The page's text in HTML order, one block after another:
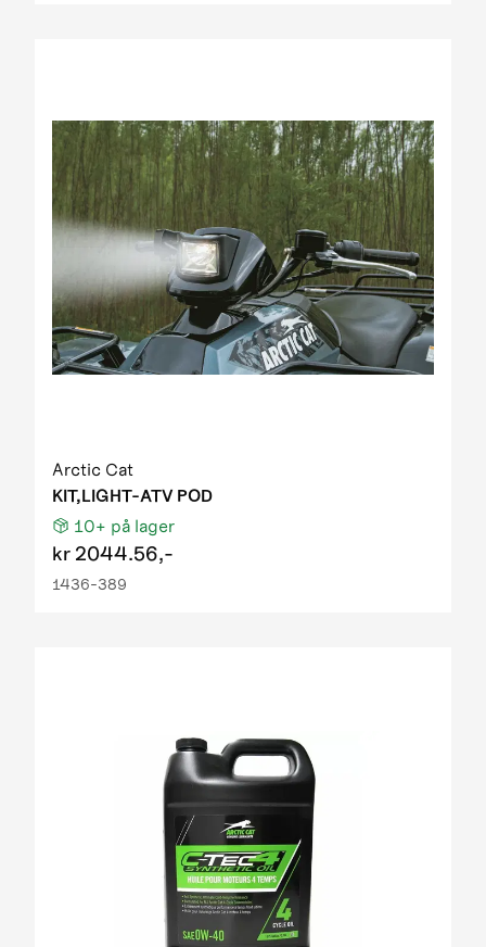
Arctic Cat
KIT,LIGHT-ATV POD
10+ på lager
kr 2044.56,-
1436-389